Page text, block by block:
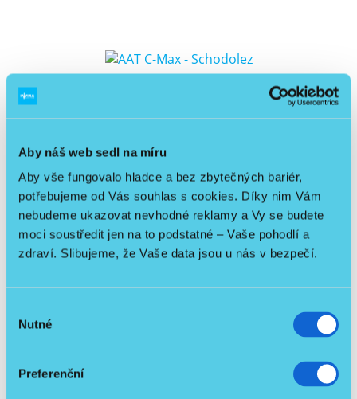
Aby náš web sedl na míru
Aby vše fungovalo hladce a bez zbytečných bariér,
potřebujeme od Vás souhlas s cookies. Díky nim Vám
nebudeme ukazovat nevhodné reklamy a Vy se budete
moci soustředit jen na to podstatné – Vaše pohodlí a
zdraví. Slibujeme, že Vaše data jsou u nás v bezpečí.
souhlasu
Nutné
Preferenční
AAT C-Max - Schodolez
27 990 Kč/ ks
24 991,07 Kčbez DPH
Detail
Skladem